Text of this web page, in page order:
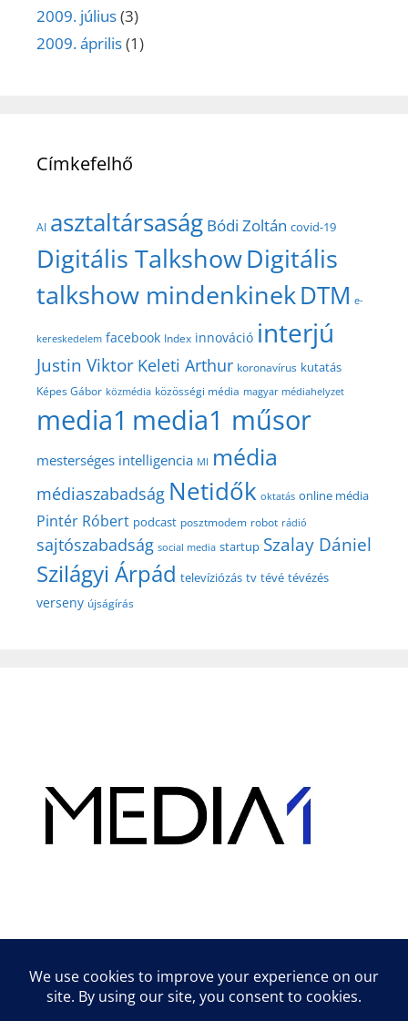
2009. július(3)
2009. április(1)
Címkefelhő
AI asztaltársaság Bódi Zoltán covid-19
Digitális TalkshowDigitális
talkshow mindenkinekDTM e-
kereskedelem facebook Index innováció interjú
Justin Viktor Keleti Arthur koronavírus kutatás
Képes Gábor közmédia közösségi média magyar médiahelyzet
media1 media1 műsor
mesterséges intelligencia MI média
médiaszabadság Netidők oktatás online média
Pintér Róbert podcast posztmodem robot rádió
sajtószabadság social media startup Szalay Dániel
Szilágyi Árpád televíziózás tv tévé tévézés
verseny újságírás